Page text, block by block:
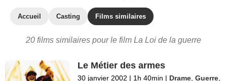
Accueil Casting Films similaires
20 films similaires pour le film La Loi de la guerre
Le Métier des armes
30 janvier 2002 | 1h 40min | Drame ,Guerre